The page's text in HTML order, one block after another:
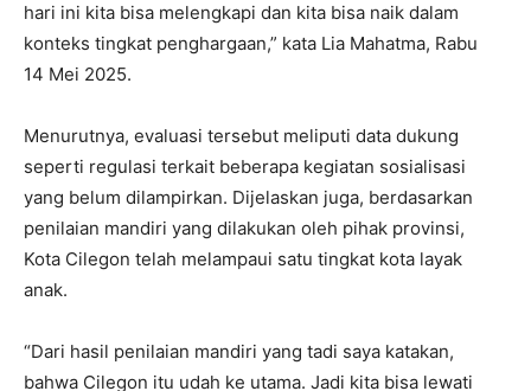
hari ini kita bisa melengkapi dan kita bisa naik dalam
konteks tingkat penghargaan,” kata Lia Mahatma, Rabu
14 Mei 2025.
Menurutnya, evaluasi tersebut meliputi data dukung
seperti regulasi terkait beberapa kegiatan sosialisasi
yang belum dilampirkan. Dijelaskan juga, berdasarkan
penilaian mandiri yang dilakukan oleh pihak provinsi,
Kota Cilegon telah melampaui satu tingkat kota layak
anak.
“Dari hasil penilaian mandiri yang tadi saya katakan,
bahwa Cilegon itu udah ke utama. Jadi kita bisa lewati